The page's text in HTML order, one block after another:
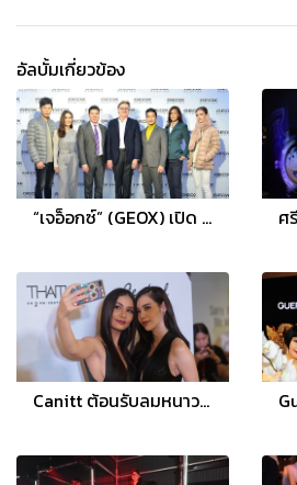
อัลบั้มเกี่ยวข้อง
“เจอ็อกซ์” (GEOX) เปิด “GEOX X-STORE” คอนเซปต์สโตร์รูปแบบใหม่ ครั้งแรกในไทย
Canitt ต้อนรับลมหนาวกับคอลเลกชั่น Rewildling ด้วยดีไซน์โก้หรูเหนือกาลเวลา